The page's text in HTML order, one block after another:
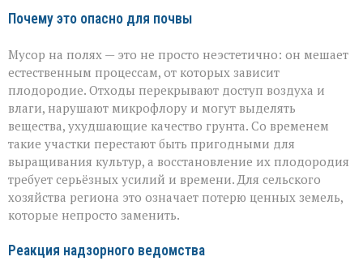
Почему это опасно для почвы
Мусор на полях — это не просто неэстетично: он мешает
естественным процессам, от которых зависит
плодородие. Отходы перекрывают доступ воздуха и
влаги, нарушают микрофлору и могут выделять
вещества, ухудшающие качество грунта. Со временем
такие участки перестают быть пригодными для
выращивания культур, а восстановление их плодородия
требует серьёзных усилий и времени. Для сельского
хозяйства региона это означает потерю ценных земель,
которые непросто заменить.
Реакция надзорного ведомства